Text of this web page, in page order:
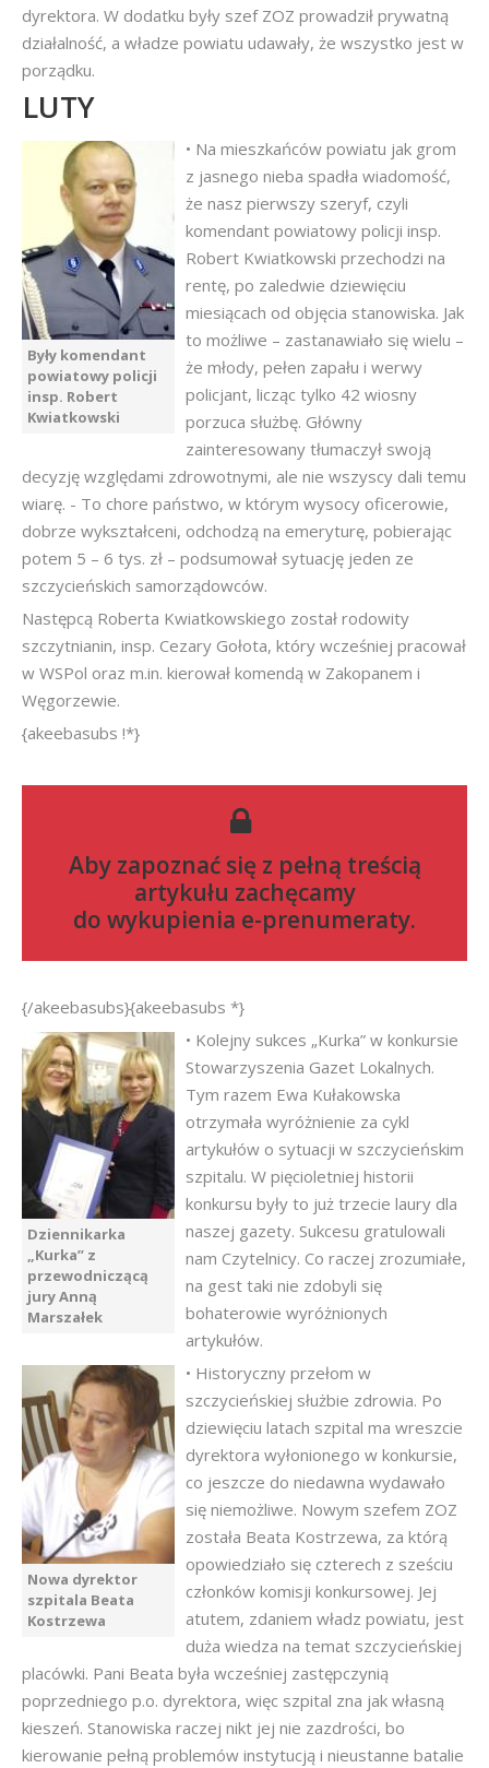
dyrektora. W dodatku były szef ZOZ prowadził prywatną
działalność, a władze powiatu udawały, że wszystko jest w
porządku.
LUTY
Były komendant
powiatowy policji
insp. Robert
Kwiatkowski
• Na mieszkańców powiatu jak grom
z jasnego nieba spadła wiadomość,
że nasz pierwszy szeryf, czyli
komendant powiatowy policji insp.
Robert Kwiatkowski przechodzi na
rentę, po zaledwie dziewięciu
miesiącach od objęcia stanowiska. Jak
to możliwe – zastanawiało się wielu –
że młody, pełen zapału i werwy
policjant, licząc tylko 42 wiosny
porzuca służbę. Główny
zainteresowany tłumaczył swoją
decyzję względami zdrowotnymi, ale nie wszyscy dali temu
wiarę. - To chore państwo, w którym wysocy oficerowie,
dobrze wykształceni, odchodzą na emeryturę, pobierając
potem 5 – 6 tys. zł – podsumował sytuację jeden ze
szczycieńskich samorządowców.
Następcą Roberta Kwiatkowskiego został rodowity
szczytnianin, insp. Cezary Gołota, który wcześniej pracował
w WSPol oraz m.in. kierował komendą w Zakopanem i
Węgorzewie.
{akeebasubs !*}
Aby zapoznać się z pełną treścią
artykułu zachęcamy
do wykupienia e-prenumeraty.
{/akeebasubs}{akeebasubs *}
Dziennikarka
„Kurka” z
przewodniczącą
jury Anną
Marszałek
• Kolejny sukces „Kurka” w konkursie
Stowarzyszenia Gazet Lokalnych.
Tym razem Ewa Kułakowska
otrzymała wyróżnienie za cykl
artykułów o sytuacji w szczycieńskim
szpitalu. W pięcioletniej historii
konkursu były to już trzecie laury dla
naszej gazety. Sukcesu gratulowali
nam Czytelnicy. Co raczej zrozumiałe,
na gest taki nie zdobyli się
bohaterowie wyróżnionych
artykułów.
Nowa dyrektor
szpitala Beata
Kostrzewa
• Historyczny przełom w
szczycieńskiej służbie zdrowia. Po
dziewięciu latach szpital ma wreszcie
dyrektora wyłonionego w konkursie,
co jeszcze do niedawna wydawało
się niemożliwe. Nowym szefem ZOZ
została Beata Kostrzewa, za którą
opowiedziało się czterech z sześciu
członków komisji konkursowej. Jej
atutem, zdaniem władz powiatu, jest
duża wiedza na temat szczycieńskiej
placówki. Pani Beata była wcześniej zastępczynią
poprzedniego p.o. dyrektora, więc szpital zna jak własną
kieszeń. Stanowiska raczej nikt jej nie zazdrości, bo
kierowanie pełną problemów instytucją i nieustanne batalie